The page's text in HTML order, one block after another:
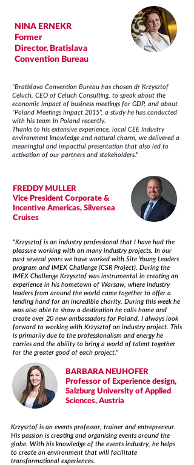
NINA ERNEKR
Former
Director, Bratislava
Convention Bureau
"Bratislava Convention Bureau has chosen dr Krzysztof
Celuch, CEO of Celuch Consulting, to speak about the
economic Impact of business meetings for GDP, and about
"Poland Meetings Impact 2015", a study he has conducted
with his team In Poland recently.
Thanks to his extensive experience, local CEE Industry
environment knowledge and natural charm, we delivered a
meaningful and impactful presentation that also led to
activation of our partners and stakeholders."
FREDDY MULLER
Vice President Corporate &
Incentive Americas, Silversea
Cruises
"Krzysztof is an industry professional that I have had the
pleasure working with on many industry projects. In our
past several years we have worked with Site Young Leaders
program and IMEX Challenge (CSR Project). During the
IMEX Challenge Krzysztof was instrumental in creating an
experience in his hometown of Warsaw, where industry
leaders from around the world came together to offer a
lending hand for an incredible charity. During this week he
was also able to show a destination he calls home and
create over 20 new ambassadors for Poland. I always look
forward to working with Krzysztof on industry project. This
is primarily due to the professionalism and energy he
carries and the ability to bring a world of talent together
for the greater good of each project."
BARBARA NEUHOFER
Professor of Experience design,
Salzburg University of Applied
Sciences, Austria
Krzysztof is an events professor, trainer and entrepreneur.
His passion is creating and organising events around the
globe. With his knowledge of the events industry, he helps
to create an environment that will facilitate
transformational experiences.